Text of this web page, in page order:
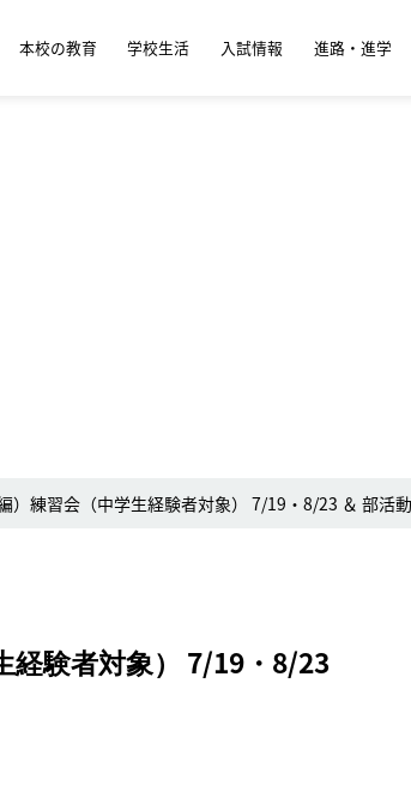
本校の教育 学校生活 入試情報 進路・進学
練習会（中学生経験者対象） 7/19・8/23 ＆ 部活
験者対象） 7/19・8/23